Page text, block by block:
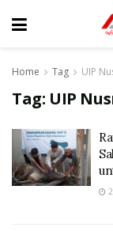
Home Tag UIP
Tag: UIP